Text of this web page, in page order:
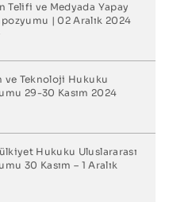
Telifi ve Medyada Yapay
| 02 Aralık 2024
ve Teknoloji Hukuku
29-30 Kasım 2024
Hukuku Uluslararası
30 Kasım – 1 Aralık